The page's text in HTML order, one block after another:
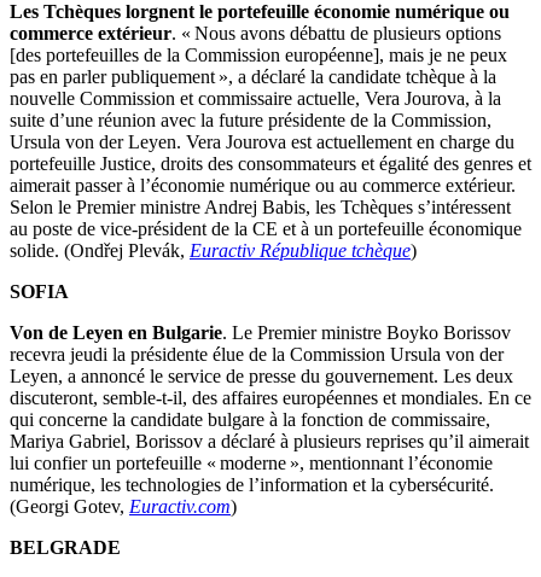
Les Tchèques lorgnent le portefeuille économie numérique ou
commerce extérieur. « Nous avons débattu de plusieurs options
[des portefeuilles de la Commission européenne], mais je ne peux
pas en parler publiquement », a déclaré la candidate tchèque à la
nouvelle Commission et commissaire actuelle, Vera Jourova, à la
suite d’une réunion avec la future présidente de la Commission,
Ursula von der Leyen. Vera Jourova est actuellement en charge du
portefeuille Justice, droits des consommateurs et égalité des genres et
aimerait passer à l’économie numérique ou au commerce extérieur.
Selon le Premier ministre Andrej Babis, les Tchèques s’intéressent
au poste de vice-président de la CE et à un portefeuille économique
solide. (Ondřej Plevák, Euractiv République tchèque)
SOFIA
Von de Leyen en Bulgarie. Le Premier ministre Boyko Borissov
recevra jeudi la présidente élue de la Commission Ursula von der
Leyen, a annoncé le service de presse du gouvernement. Les deux
discuteront, semble-t-il, des affaires européennes et mondiales. En ce
qui concerne la candidate bulgare à la fonction de commissaire,
Mariya Gabriel, Borissov a déclaré à plusieurs reprises qu’il aimerait
lui confier un portefeuille « moderne », mentionnant l’économie
numérique, les technologies de l’information et la cybersécurité.
(Georgi Gotev, Euractiv.com)
BELGRADE